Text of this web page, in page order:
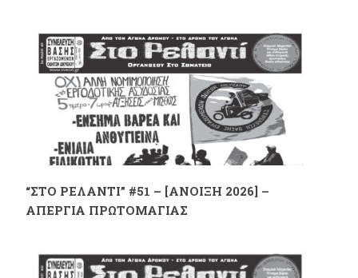
“ΣΤΟ ΡΕΛΑΝΤΙ” #51 – [ΑΝΟΙΞΗ 2026] –
ΑΠΕΡΓΙΑ ΠΡΩΤΟΜΑΓΙΑΣ